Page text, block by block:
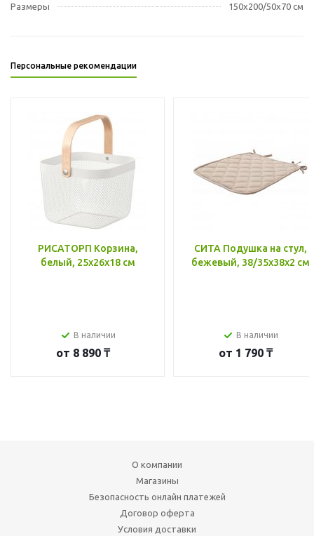
Размеры
150x200/50x70 см
Персональные рекомендации
РИСАТОРП Корзина,
белый, 25x26x18 см
В наличии
от 8 890 ₸
СИТА Подушка на стул,
бежевый, 38/35x38x2 см
В наличии
от 1 790 ₸
О компании
Магазины
Безопасность онлайн платежей
Договор оферта
Условия доставки